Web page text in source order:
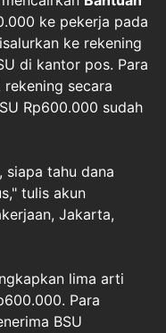
ke pekerja pada
ke rekening
di kantor pos. Para
secara
Rp600.000 sudah
siapa tahu dana
tulis akun
Jakarta,
lima arti
Para
BSU